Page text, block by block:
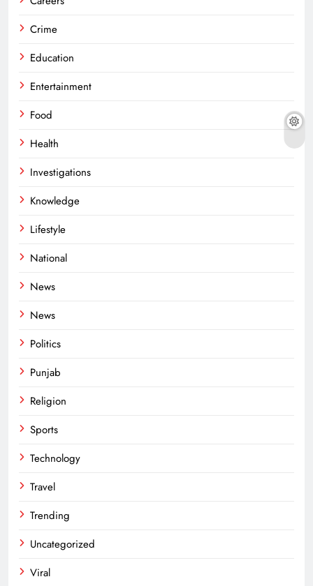
Crime
Education
Entertainment
Food
Health
Investigations
Knowledge
Lifestyle
National
News
News
Politics
Punjab
Religion
Sports
Technology
Travel
Trending
Uncategorized
Viral